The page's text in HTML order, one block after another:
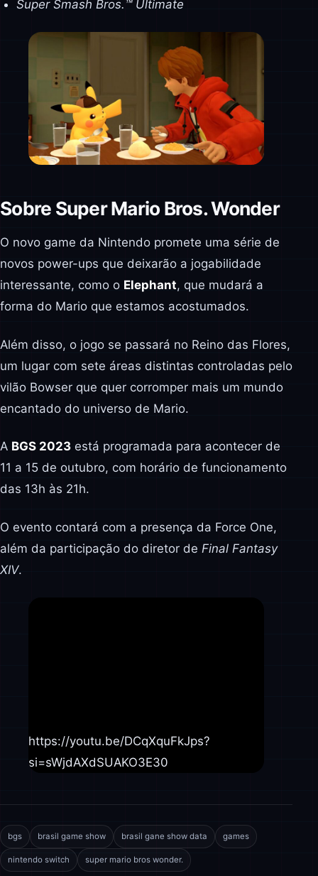
Super Smash Bros.™ Ultimate
Sobre Super Mario Bros. Wonder
O novo game da Nintendo promete uma série de
novos power-ups que deixarão a jogabilidade
interessante, como o Elephant, que mudará a
forma do Mario que estamos acostumados.
Além disso, o jogo se passará no Reino das Flores,
um lugar com sete áreas distintas controladas pelo
vilão Bowser que quer corromper mais um mundo
encantado do universo de Mario.
A BGS 2023 está programada para acontecer de
11 a 15 de outubro, com horário de funcionamento
das 13h às 21h.
O evento contará com a presença da Force One,
além da participação do diretor de Final Fantasy
XIV.
https://youtu.be/DCqXquFkJps?
si=sWjdAXdSUAKO3E30
bgs brasil game show brasil gane show data games
nintendo switch super mario bros wonder.